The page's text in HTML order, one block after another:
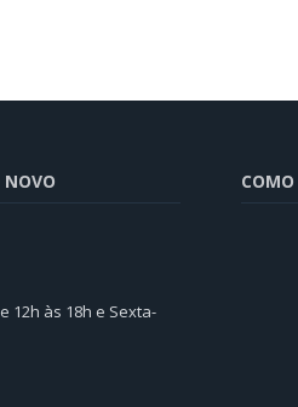
NOVO
12h às 18h e Sexta-
COMO